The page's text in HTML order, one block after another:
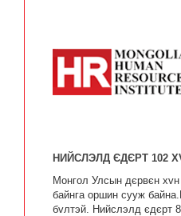
НИЙСЛЭЛД ЄДЄРТ 102
Монгол Улсын дєрвєн
байнга оршин сууж
бvлтэй. Нийслэлд єдєрт